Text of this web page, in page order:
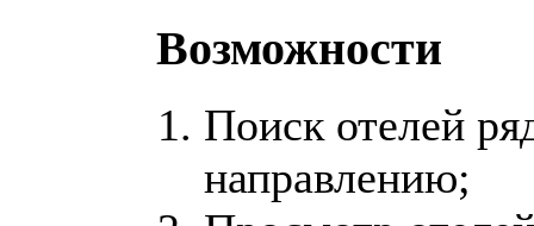
Возможности
Поиск отелей
направлению;